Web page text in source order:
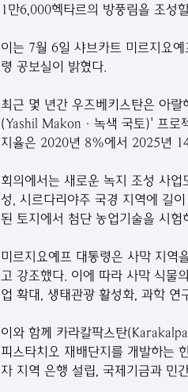
1만6,000헥타르의 방풍림을 조성
이는 7월 6일 샤브카트 미르지요
령 공보실이 밝혔다.
최근 몇 년간 우즈베키스탄은 아
(Yashil Makon·녹색 국토)' 프로
지율은 2020년 8%에서 2025년
회의에서는 새로운 녹지 조성 사
성, 시르다리야주 국경 지역에 길
된 토지에서 첨단 농업기술을 시험
미르지요예프 대통령은 사막 지역
고 강조했다. 이에 따라 사막 식물
업 확대, 생태관광 활성화, 과학 연
이와 함께 카라칼팍스탄
피스타치오 재배단지를 개발하는
자 지역 은행 설립, 국제기금과 민